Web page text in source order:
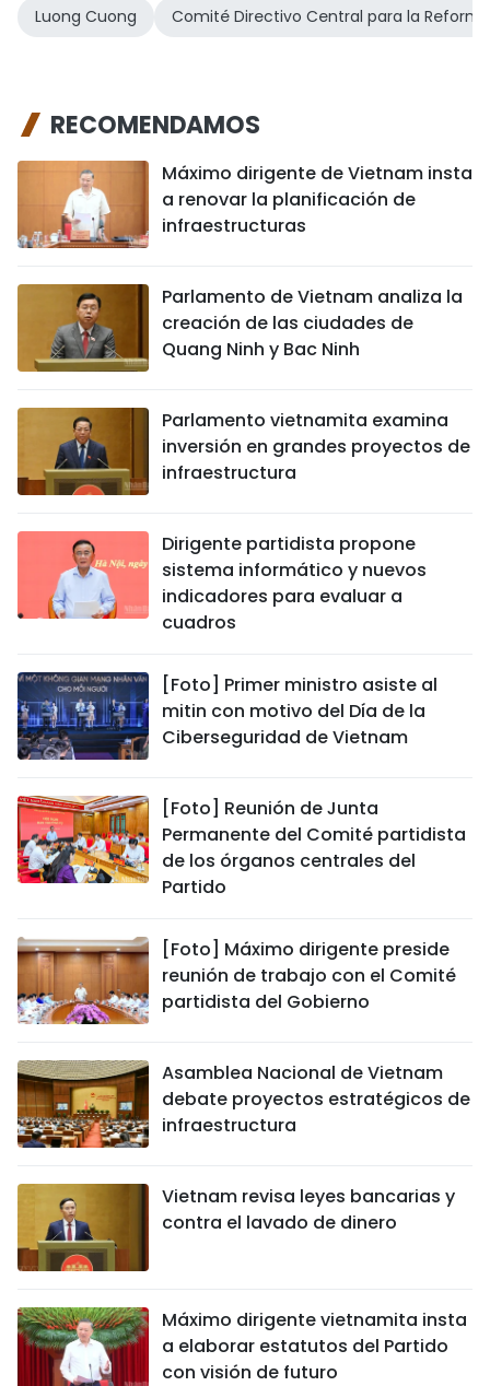
Luong Cuong Comité Directivo Central para la
RECOMENDAMOS
Máximo dirigente de Vietnam insta
a renovar la planificación de
infraestructuras
Parlamento de Vietnam analiza la
creación de las ciudades de
Quang Ninh y Bac Ninh
Parlamento vietnamita examina
inversión en grandes proyectos de
infraestructura
Dirigente partidista propone
sistema informático y nuevos
indicadores para evaluar a
cuadros
[Foto] Primer ministro asiste al
mitin con motivo del Día de la
Ciberseguridad de Vietnam
[Foto] Reunión de Junta
Permanente del Comité partidista
de los órganos centrales del
Partido
[Foto] Máximo dirigente preside
reunión de trabajo con el Comité
partidista del Gobierno
Asamblea Nacional de Vietnam
debate proyectos estratégicos de
infraestructura
Vietnam revisa leyes bancarias y
contra el lavado de dinero
Máximo dirigente vietnamita insta
a elaborar estatutos del Partido
con visión de futuro